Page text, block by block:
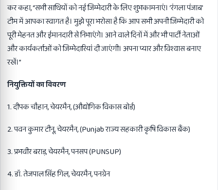
कर कहा, “सभी साथियों को नई जिम्मेदारी के लिए शुभकामनाएं। ‘रंगला पंजाब’
टीम में आपका स्वागत है। मुझे पूरा भरोसा है कि आप सभी अपनी जिम्मेदारी को
पूरी मेहनत और ईमानदारी से निभाएंगे। आने वाले दिनों में और भी पार्टी नेताओं
और कार्यकर्ताओं को जिम्मेदारियां दी जाएंगी। अपना प्यार और विश्वास बनाए
रखें।”
नियुक्तियों का विवरण
1. दीपक चौहान, चेयरमैन, (औद्योगिक विकास बोर्ड)
2. पवन कुमार टीनू, चेयरमैन, (Punjab राज्य सहकारी कृषि विकास बैंक)
3. प्रभवीर बराड़, चेयरमैन, पनसप (PUNSUP)
4. डॉ. तेजपाल सिंह गिल, चेयरमैन, पनग्रेन